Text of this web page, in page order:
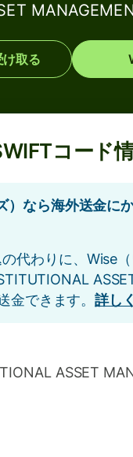
取る
コード
）なら海外送金に
代わりに、Wise
金できます。詳し
ASSET